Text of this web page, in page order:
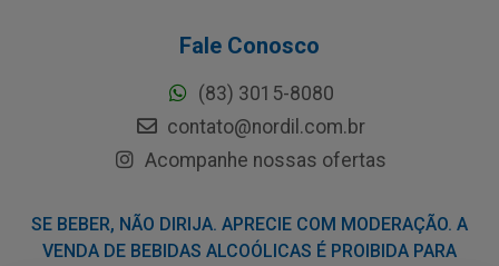
Fale Conosco
(83) 3015-8080
contato@nordil.com.br
Acompanhe nossas ofertas
SE BEBER, NÃO DIRIJA. APRECIE COM MODERAÇÃO. A
VENDA DE BEBIDAS ALCOÓLICAS É PROIBIDA PARA